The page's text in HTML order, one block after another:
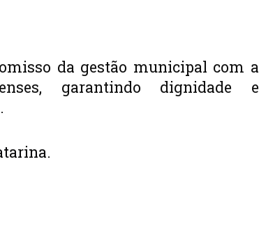
da gestão municipal com a
garantindo dignidade e